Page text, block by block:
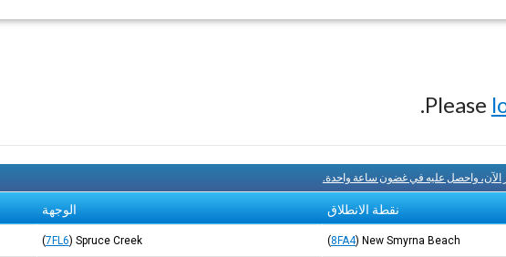
Please
الآن، واحصل عليه في غضون ساعة واحدة.
نقطة الانطلاق الوجهة
New Smyrna Beach
(8FA4)
Spruce Creek
(7FL6)